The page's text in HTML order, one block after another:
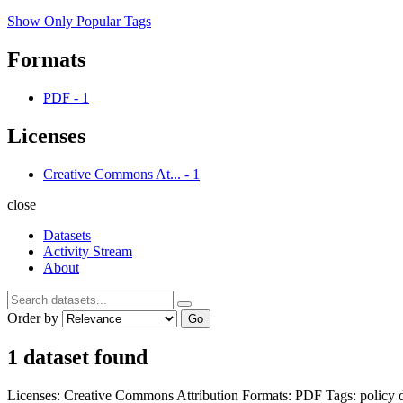
Show Only Popular Tags
Formats
PDF - 1
Licenses
Creative Commons At... - 1
close
Datasets
Activity Stream
About
Order by Go
1 dataset found
Licenses: Creative Commons Attribution Formats: PDF Tags: policy